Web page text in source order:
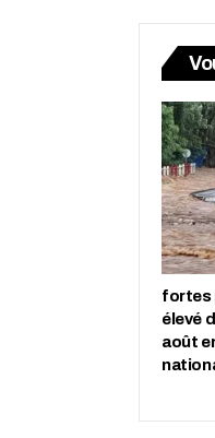
fortes
élevé
août